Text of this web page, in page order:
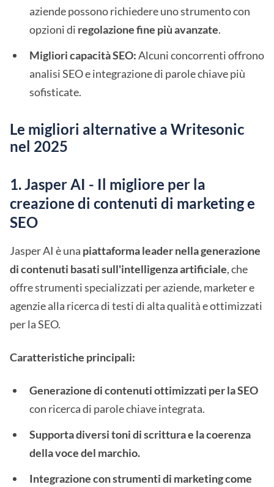
aziende possono richiedere uno strumento con
opzioni di regolazione fine più avanzate.
Migliori capacità SEO:Alcuni concorrenti offrono
analisi SEO e integrazione di parole chiave più
sofisticate.
Le migliori alternative a Writesonic
nel 2025
1. Jasper AI - Il migliore per la
creazione di contenuti di marketing e
SEO
Jasper AI è una piattaforma leader nella generazione
di contenuti basati sull'intelligenza artificiale, che
offre strumenti specializzati per aziende, marketer e
agenzie alla ricerca di testi di alta qualità e ottimizzati
per la SEO.
Caratteristiche principali:
Generazione di contenuti ottimizzati per la SEO
con ricerca di parole chiave integrata.
Supporta diversi toni di scrittura e la coerenza
della voce del marchio.
Integrazione con strumenti di marketing come